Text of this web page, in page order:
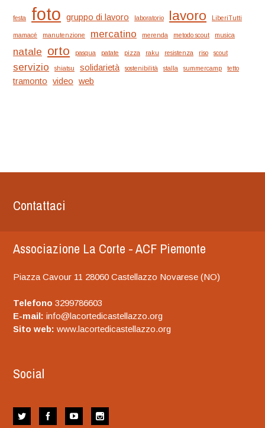
festa foto gruppo di lavoro laboratorio lavoro LiberiTutti
mamacé manutenzione mercatino merenda metodo scout musica
natale orto pasqua patate pizza raku resistenza riso scout
servizio shiatsu solidarietà sostenibilità stalla summercamp tetto
tramonto video web
Contattaci
Associazione La Corte - ACF Piemonte
Piazza Cavour 11 28060 Castellazzo Novarese (NO)
Telefono 3299786603
E-mail: info@lacortedicastellazzo.org
Sito web: www.lacortedicastellazzo.org
Social